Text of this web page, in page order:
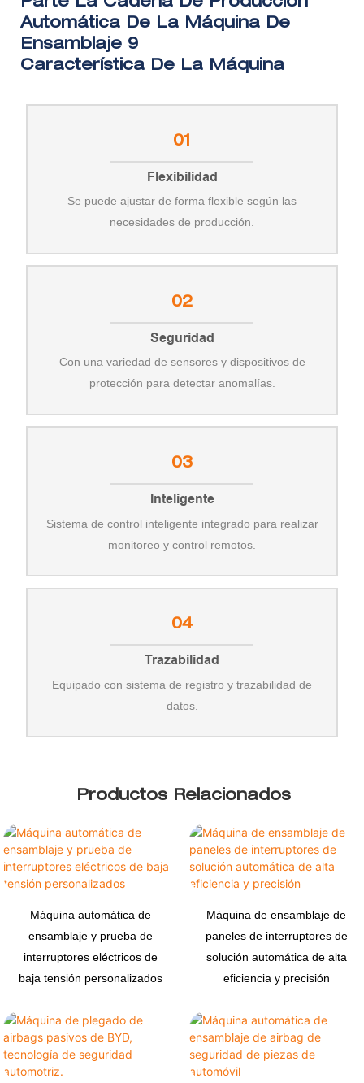
Característica De La Máquina
01
Flexibilidad
Se puede ajustar de forma flexible según las
necesidades de producción.
02
Seguridad
Con una variedad de sensores y dispositivos de
protección para detectar anomalías.
03
Inteligente
Sistema de control inteligente integrado para realizar
monitoreo y control remotos.
04
Trazabilidad
Equipado con sistema de registro y trazabilidad de
datos.
Productos Relacionados
Máquina automática de
ensamblaje y prueba de
interruptores eléctricos de
baja tensión personalizados
Máquina de ensamblaje de
paneles de interruptores de
solución automática de alta
eficiencia y precisión